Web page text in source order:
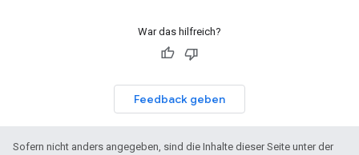
War das hilfreich?
Feedback geben
Sofern nicht anders angegeben, sind die Inhalte dieser Seite unter der